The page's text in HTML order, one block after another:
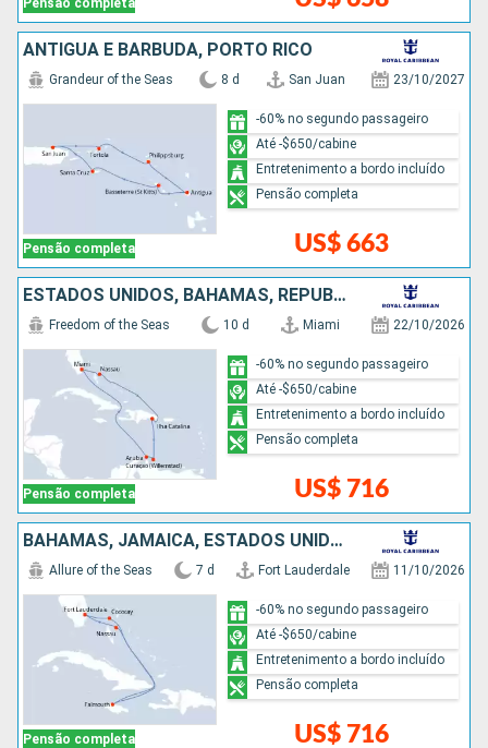
Pensão completa
ANTIGUA E BARBUDA, PORTO RICO
Pensão completa
Grandeur of the Seas 8 d San Juan 23/10/2027
US$ 663
-60% no segundo passageiro
Até -$650/cabine
Entretenimento a bordo incluído
Pensão completa
ESTADOS UNIDOS, BAHAMAS, REPUBLICA DOMINICANA, ARUBA
Pensão completa
Freedom of the Seas 10 d Miami 22/10/2026
US$ 716
-60% no segundo passageiro
Até -$650/cabine
Entretenimento a bordo incluído
Pensão completa
BAHAMAS, JAMAICA, ESTADOS UNIDOS
Pensão completa
Allure of the Seas 7 d Fort Lauderdale 11/10/2026
US$ 716
-60% no segundo passageiro
Até -$650/cabine
Entretenimento a bordo incluído
Pensão completa